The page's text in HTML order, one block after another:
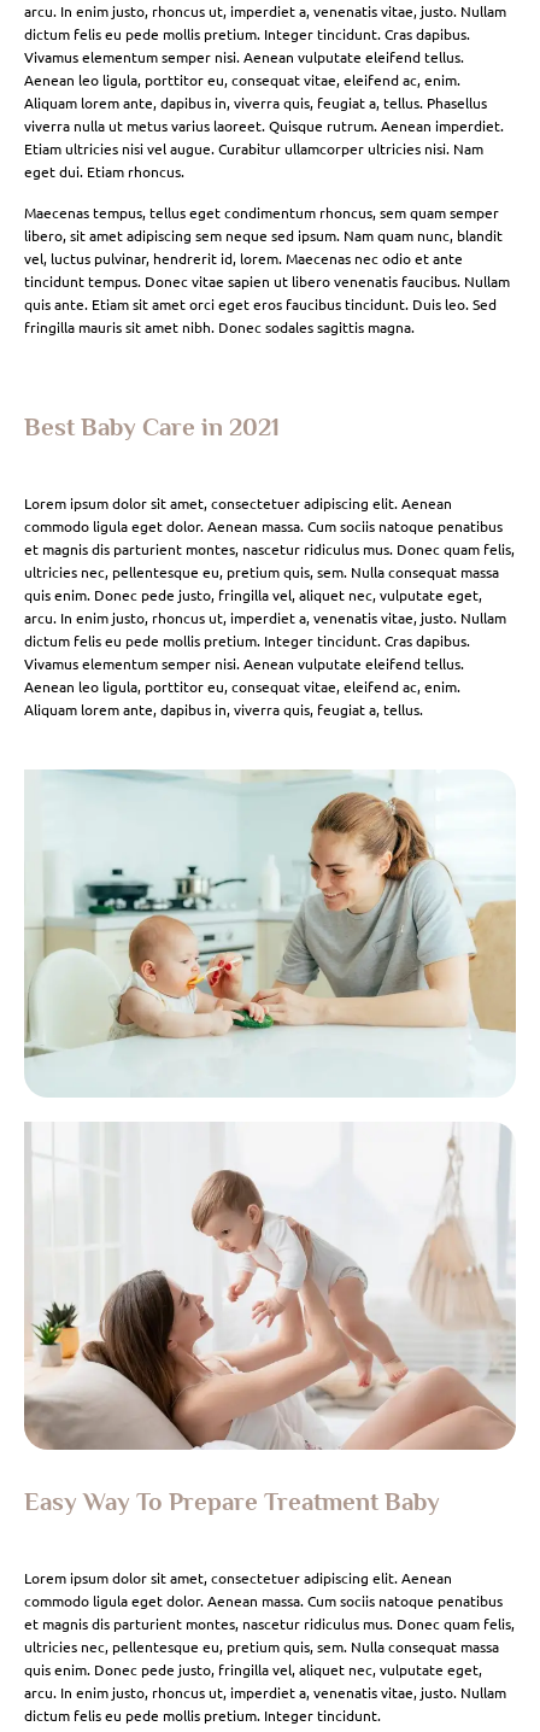
arcu. In enim justo, rhoncus ut, imperdiet a, venenatis vitae, justo. Nullam
dictum felis eu pede mollis pretium. Integer tincidunt. Cras dapibus.
Vivamus elementum semper nisi. Aenean vulputate eleifend tellus.
Aenean leo ligula, porttitor eu, consequat vitae, eleifend ac, enim.
Aliquam lorem ante, dapibus in, viverra quis, feugiat a, tellus. Phasellus
viverra nulla ut metus varius laoreet. Quisque rutrum. Aenean imperdiet.
Etiam ultricies nisi vel augue. Curabitur ullamcorper ultricies nisi. Nam
eget dui. Etiam rhoncus.
Maecenas tempus, tellus eget condimentum rhoncus, sem quam semper
libero, sit amet adipiscing sem neque sed ipsum. Nam quam nunc, blandit
vel, luctus pulvinar, hendrerit id, lorem. Maecenas nec odio et ante
tincidunt tempus. Donec vitae sapien ut libero venenatis faucibus. Nullam
quis ante. Etiam sit amet orci eget eros faucibus tincidunt. Duis leo. Sed
fringilla mauris sit amet nibh. Donec sodales sagittis magna.
Best Baby Care in 2021
Lorem ipsum dolor sit amet, consectetuer adipiscing elit. Aenean
commodo ligula eget dolor. Aenean massa. Cum sociis natoque penatibus
et magnis dis parturient montes, nascetur ridiculus mus. Donec quam felis,
ultricies nec, pellentesque eu, pretium quis, sem. Nulla consequat massa
quis enim. Donec pede justo, fringilla vel, aliquet nec, vulputate eget,
arcu. In enim justo, rhoncus ut, imperdiet a, venenatis vitae, justo. Nullam
dictum felis eu pede mollis pretium. Integer tincidunt. Cras dapibus.
Vivamus elementum semper nisi. Aenean vulputate eleifend tellus.
Aenean leo ligula, porttitor eu, consequat vitae, eleifend ac, enim.
Aliquam lorem ante, dapibus in, viverra quis, feugiat a, tellus.
Easy Way To Prepare Treatment Baby
Lorem ipsum dolor sit amet, consectetuer adipiscing elit. Aenean
commodo ligula eget dolor. Aenean massa. Cum sociis natoque penatibus
et magnis dis parturient montes, nascetur ridiculus mus. Donec quam felis,
ultricies nec, pellentesque eu, pretium quis, sem. Nulla consequat massa
quis enim. Donec pede justo, fringilla vel, aliquet nec, vulputate eget,
arcu. In enim justo, rhoncus ut, imperdiet a, venenatis vitae, justo. Nullam
dictum felis eu pede mollis pretium. Integer tincidunt.